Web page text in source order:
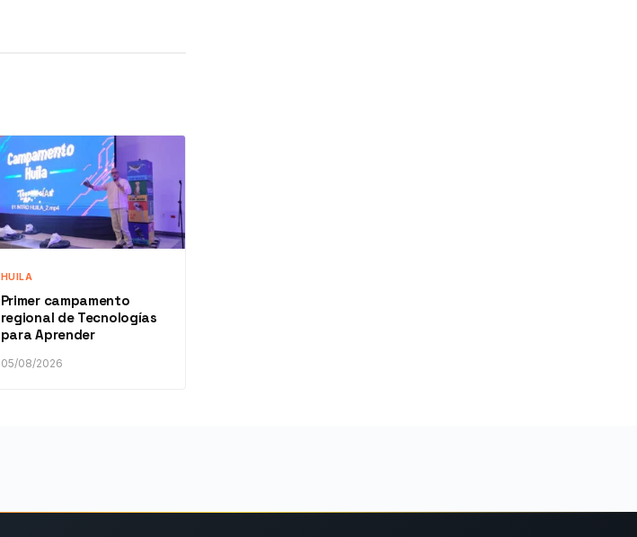
HUILA
Primer campamento
regional de Tecnologías
para Aprender
05/08/2026